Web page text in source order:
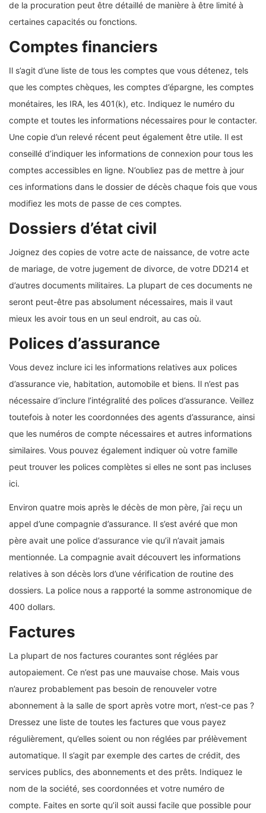
de la procuration peut être détaillé de manière à être limité à
certaines capacités ou fonctions.
Comptes financiers
Il s’agit d’une liste de tous les comptes que vous détenez, tels
que les comptes chèques, les comptes d’épargne, les comptes
monétaires, les IRA, les 401(k), etc. Indiquez le numéro du
compte et toutes les informations nécessaires pour le contacter.
Une copie d’un relevé récent peut également être utile. Il est
conseillé d’indiquer les informations de connexion pour tous les
comptes accessibles en ligne. N’oubliez pas de mettre à jour
ces informations dans le dossier de décès chaque fois que vous
modifiez les mots de passe de ces comptes.
Dossiers d’état civil
Joignez des copies de votre acte de naissance, de votre acte
de mariage, de votre jugement de divorce, de votre DD214 et
d’autres documents militaires. La plupart de ces documents ne
seront peut-être pas absolument nécessaires, mais il vaut
mieux les avoir tous en un seul endroit, au cas où.
Polices d’assurance
Vous devez inclure ici les informations relatives aux polices
d’assurance vie, habitation, automobile et biens. Il n’est pas
nécessaire d’inclure l’intégralité des polices d’assurance. Veillez
toutefois à noter les coordonnées des agents d’assurance, ainsi
que les numéros de compte nécessaires et autres informations
similaires. Vous pouvez également indiquer où votre famille
peut trouver les polices complètes si elles ne sont pas incluses
ici.
Environ quatre mois après le décès de mon père, j’ai reçu un
appel d’une compagnie d’assurance. Il s’est avéré que mon
père avait une police d’assurance vie qu’il n’avait jamais
mentionnée. La compagnie avait découvert les informations
relatives à son décès lors d’une vérification de routine des
dossiers. La police nous a rapporté la somme astronomique de
400 dollars.
Factures
La plupart de nos factures courantes sont réglées par
autopaiement. Ce n’est pas une mauvaise chose. Mais vous
n’aurez probablement pas besoin de renouveler votre
abonnement à la salle de sport après votre mort, n’est-ce pas ?
Dressez une liste de toutes les factures que vous payez
régulièrement, qu’elles soient ou non réglées par prélèvement
automatique. Il s’agit par exemple des cartes de crédit, des
services publics, des abonnements et des prêts. Indiquez le
nom de la société, ses coordonnées et votre numéro de
compte. Faites en sorte qu’il soit aussi facile que possible pour